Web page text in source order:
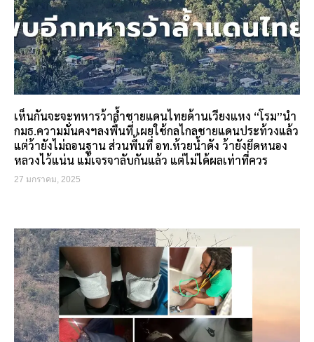
เห็นกันจะจะทหารว้าล้ำชายแดนไทยด้านเวียงแหง “โรม”นำ
กมธ.ความมั่นคงฯลงพื้นที่ เผยใช้กลไกลชายแดนประท้วงแล้ว
แต่ว้ายังไม่ถอนฐาน ส่วนพื้นที่ อท.ห้วยน้ำดัง ว้ายังยึดหนอง
หลวงไว้แน่น แม้เจรจาลับกันแล้ว แต่ไม่ได้ผลเท่าที่ควร
27 มกราคม, 2025